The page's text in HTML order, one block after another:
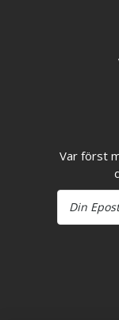
Var först